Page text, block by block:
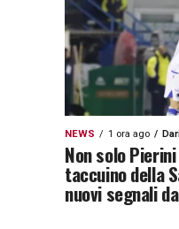
NEWS 1 ora ago
Non solo
taccuino della
nuovi segnali